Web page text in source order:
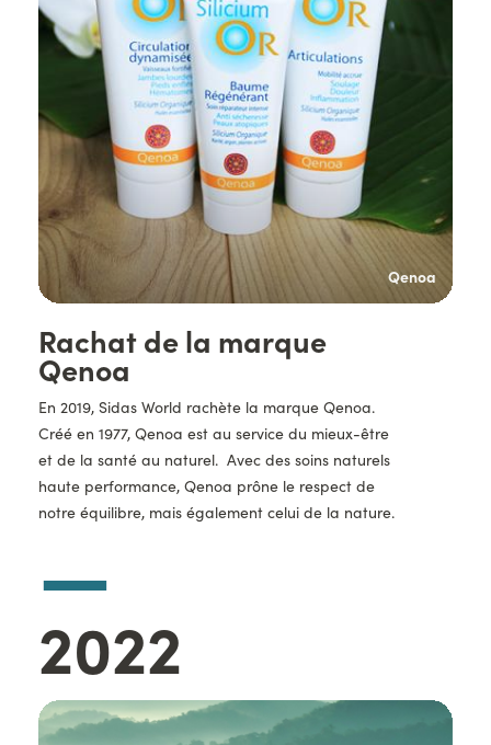
Titre
Rachat de la marque
Qenoa
Description
En 2019, Sidas World rachète la marque Qenoa.
Créé en 1977, Qenoa est au service du mieux-être
et de la santé au naturel. Avec des soins naturels
haute performance, Qenoa prône le respect de
notre équilibre, mais également celui de la nature.
Qenoa
—
Année
2022
Images
d'illustration